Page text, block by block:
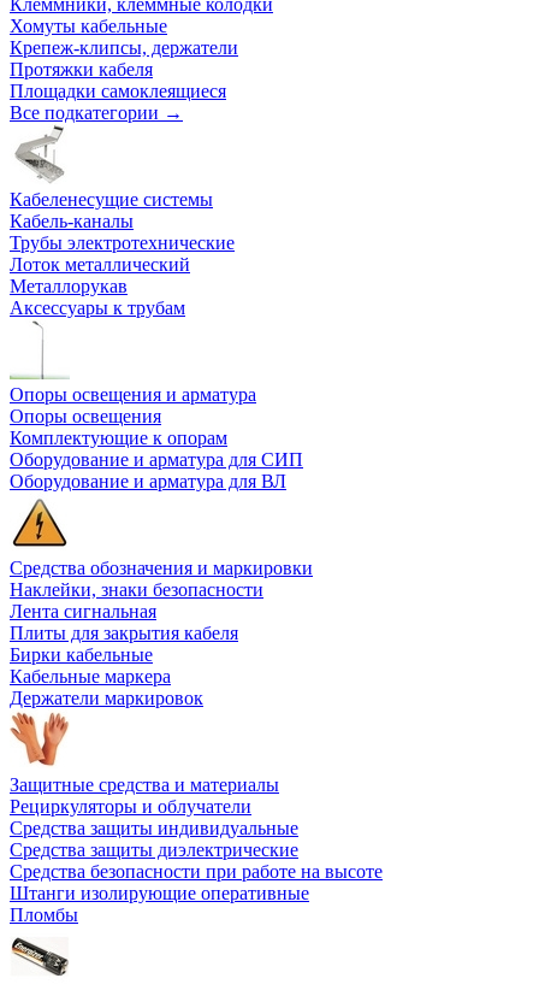
Клеммники, клеммные колодки
Хомуты кабельные
Крепеж-клипсы, держатели
Протяжки кабеля
Площадки самоклеящиеся
Все подкатегории →
Кабеленесущие системы
Кабель-каналы
Трубы электротехнические
Лоток металлический
Металлорукав
Аксессуары к трубам
Опоры освещения и арматура
Опоры освещения
Комплектующие к опорам
Оборудование и арматура для СИП
Оборудование и арматура для ВЛ
Средства обозначения и маркировки
Наклейки, знаки безопасности
Лента сигнальная
Плиты для закрытия кабеля
Бирки кабельные
Кабельные маркера
Держатели маркировок
Защитные средства и материалы
Рециркуляторы и облучатели
Средства защиты индивидуальные
Средства защиты диэлектрические
Средства безопасности при работе на высоте
Штанги изолирующие оперативные
Пломбы